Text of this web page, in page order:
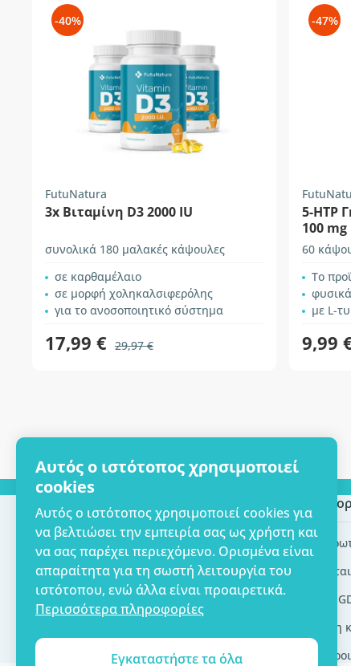
Αυτός ο ιστότοπος χρησιμοποιεί
cookies
Αυτός ο ιστότοπος χρησιμοποιεί cookies για
να βελτιώσει την εμπειρία σας ως χρήστη και
να σας παρέχει περιεχόμενο. Ορισμένα είναι
απαραίτητα για τη σωστή λειτουργία του
ιστότοπου, ενώ άλλα είναι προαιρετικά.
Περισσότερα πληροφορίες
Εγκαταστήστε τα όλα
-40%
FutuNatura
3x Βιταμίνη D3 2000 IU
συνολικά 180 μαλακές κάψουλες
σε καρθαμέλαιο
σε μορφή χοληκαλσιφερόλης
για το ανοσοποιητικό σύστημα
17,99 € 29,97 €
-47%
5-HTP
100 mg
60
Το
με L-
9,99
Επωνυμία επιχείρησης
Πιστοποίηση ECO
Επικοινωνία
Σχετικά με εμάς
Συχνές
Brands/
Εργαλεία
Παράδοση
Γενικοί